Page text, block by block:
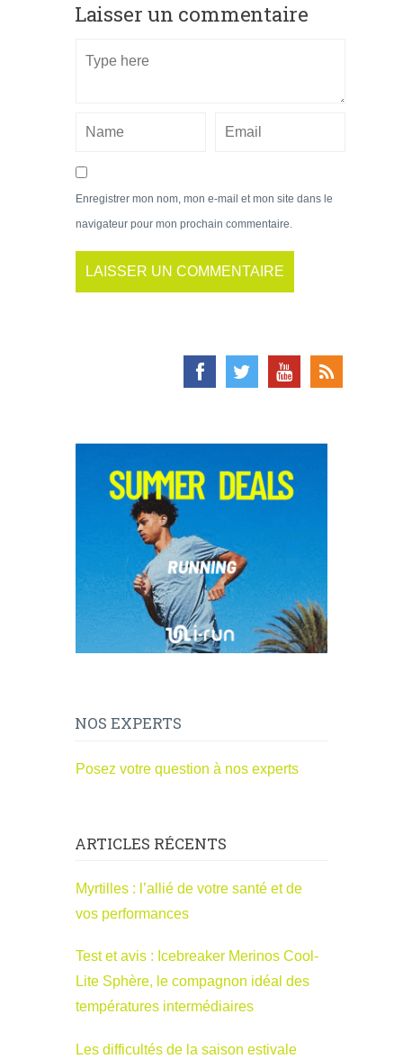
Laisser un commentaire
Enregistrer mon nom, mon e-mail et mon site dans le
navigateur pour mon prochain commentaire.
NOS EXPERTS
Posez votre question à nos experts
ARTICLES RÉCENTS
Myrtilles : l’allié de votre santé et de
vos performances
Test et avis : Icebreaker Merinos Cool-
Lite Sphère, le compagnon idéal des
températures intermédiaires
Les difficultés de la saison estivale